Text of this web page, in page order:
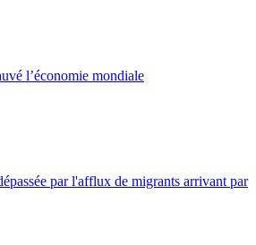
l’économie mondiale
par l'afflux de migrants arrivant par